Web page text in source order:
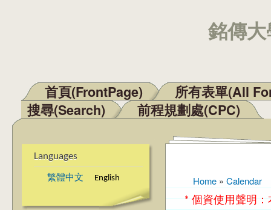
銘傳
Main menu
首頁(FrontPage)
所有表單(All
搜尋(Search)
前程規劃處(CPC)
Languages
繁體中文 English
You are here
Home » Calendar
* 個資使用聲明